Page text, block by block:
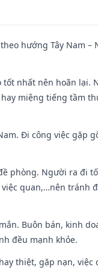
hướng Tây Nam –
nhất nên hoãn lại.
miệng tiếng tầm
Đi công việc gặp
phòng. Người ra đi
quan,…nên tránh
Buôn bán, kinh
đều mạnh khỏe.
thiệt, gặp nạn,